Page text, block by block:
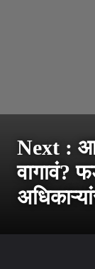
Next :
वागावं?